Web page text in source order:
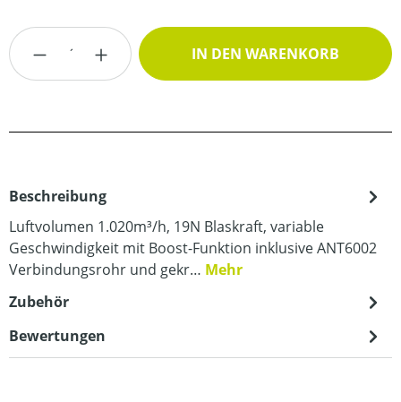
Produkt Anzahl: Gib den gewünschten
IN DEN WARENKORB
Beschreibung
Luftvolumen 1.020m³/h, 19N Blaskraft, variable
Geschwindigkeit mit Boost-Funktion inklusive ANT6002
Verbindungsrohr und gekr… Mehr
Zubehör
Bewertungen